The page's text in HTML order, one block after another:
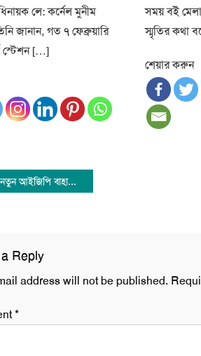
লে: কর্নেল মুনীম
জানান, গত ৭ ফেব্রুয়ারি
স্টেশন […]
সময় বই
স্মৃতির কথা
শেয়ার করুন
পুলিশের নতুন আইজিপি বাহারুল আলম, ডিএমপি কমিশনার সাজ্জাত
Reply
address will not be published.
*